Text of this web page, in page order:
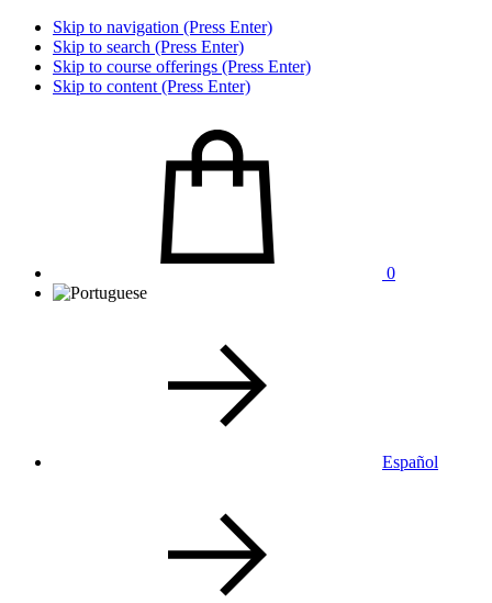
Skip to navigation (Press Enter)
Skip to search (Press Enter)
Skip to course offerings (Press Enter)
Skip to content (Press Enter)
0
Español